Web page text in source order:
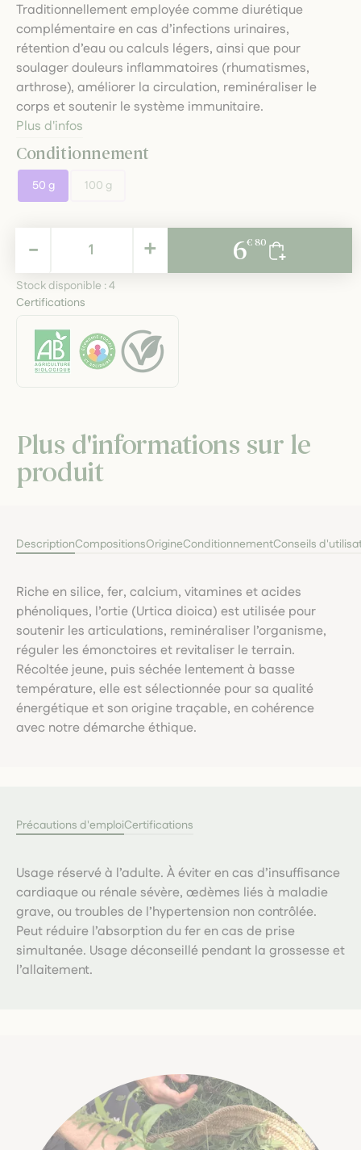
Traditionnellement employée comme diurétique
complémentaire en cas d’infections urinaires,
rétention d’eau ou calculs légers, ainsi que pour
soulager douleurs inflammatoires (rhumatismes,
arthrose), améliorer la circulation, reminéraliser le
corps et soutenir le système immunitaire.
Plus d'infos
Conditionnement
50 g 100 g
6,80 € +
- 6€ 80
Stock disponible :4
Certifications
Plus d'informations sur le
produit
DescriptionCompositionsOrigineConditionnementConseils
Riche en silice, fer, calcium, vitamines et acides
phénoliques, l’ortie (Urtica dioica) est utilisée pour
soutenir les articulations, reminéraliser l’organisme,
réguler les émonctoires et revitaliser le terrain.
Récoltée jeune, puis séchée lentement à basse
température, elle est sélectionnée pour sa qualité
énergétique et son origine traçable, en cohérence
avec notre démarche éthique.
Précautions d'emploiCertifications
Usage réservé à l’adulte. À éviter en cas d’insuffisance
cardiaque ou rénale sévère, œdèmes liés à maladie
grave, ou troubles de l’hypertension non contrôlée.
Peut réduire l’absorption du fer en cas de prise
simultanée. Usage déconseillé pendant la grossesse et
l’allaitement.